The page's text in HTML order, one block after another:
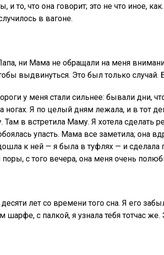
и то, что она говорит; это не что иное,
в вагоне.
ни Мама не обращали на меня
выдвинуться. Это был только случай.
у меня стали сильнее: бывали дни,
ногах. Я по целый дням лежала, и в тот
Там в встретила Маму. Я хотела сделать
упасть. Мама все заметила; она
к ней — я была в туфлях — и
поры, с того вечера, она меня очень
лет со времени того сна. Я его
шарфе, с палкой, я узнала тебя тотчас